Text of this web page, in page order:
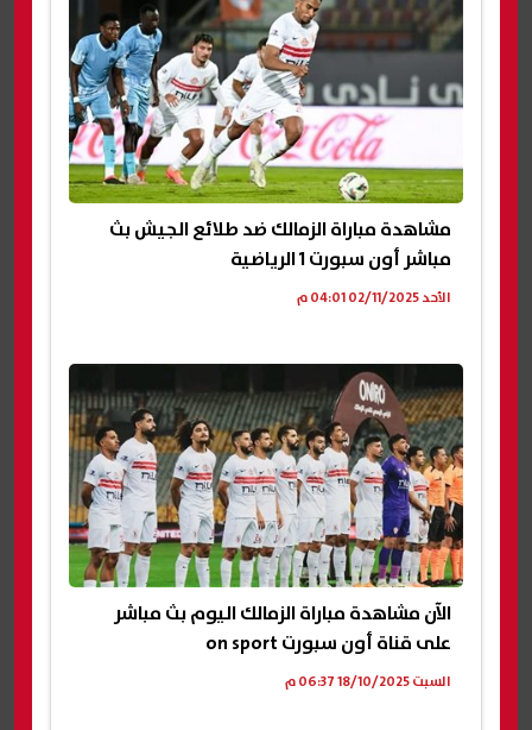
مشاهدة مباراة الزمالك ضد طلائع الجيش بث
مباشر أون سبورت 1 الرياضية
الأحد 02/11/2025 04:01 م
الآن مشاهدة مباراة الزمالك اليوم بث مباشر
على قناة أون سبورت on sport
السبت 18/10/2025 06:37 م